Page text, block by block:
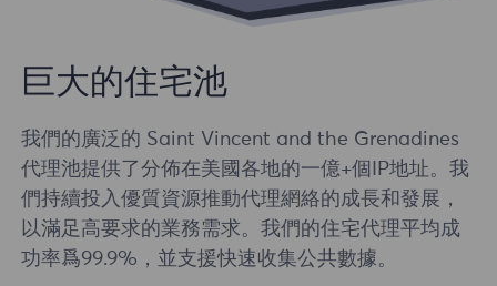
巨大的住宅池
我們的廣泛的 Saint Vincent and the Grenadines
代理池提供了分佈在美國各地的一億+個IP地址。我
們持續投入優質資源推動代理網絡的成長和發展，
以滿足高要求的業務需求。我們的住宅代理平均成
功率爲99.9%，並支援快速收集公共數據。